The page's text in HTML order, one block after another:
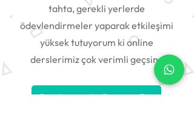
tahta, gerekli yerlerde
ödevlendirmeler yaparak etkileşimi
yüksek tutuyorum ki online
derslerimiz çok verimli geçsin .
Bu Konumda Devam Et